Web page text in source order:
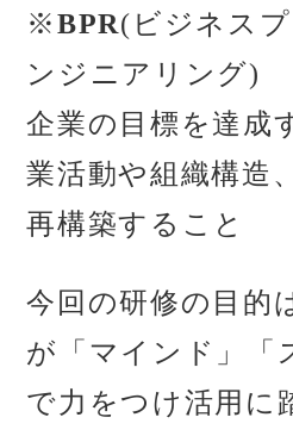
※BPR(ビジネス
ンジニアリング)
企業の目標を達成
業活動や組織構造
再構築すること
今回の研修の目的
が「マインド」「
で力をつけ活用に